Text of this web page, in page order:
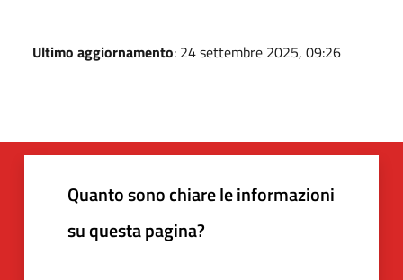
Ultimo aggiornamento: 24 settembre 2025, 09:26
Quanto sono chiare le informazioni
su questa pagina?